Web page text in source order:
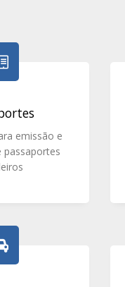
emissão e
passaportes